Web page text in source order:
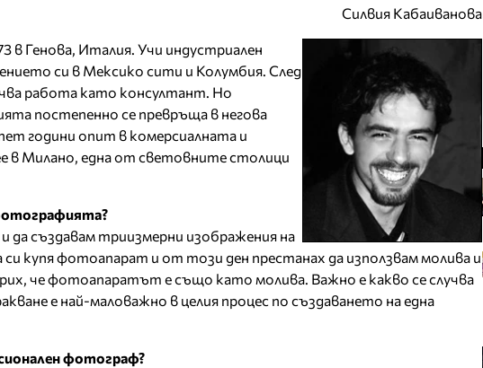
Силвия Кабаиванова
в Генова, Италия. Учи индустриален
си в Мексико сити и Колумбия. След
работа като консултант. Но
постепенно се превръща в негова
години опит в комерсиалната и
в Милано, една от световните столици
да създавам триизмерни изображения на
купя фотоапарат и от този ден престанах да използвам молива и
че фотоапаратът е също като молива. Важно е какво се случва
е най-маловажно в целия процес по създаването на една
фотограф?